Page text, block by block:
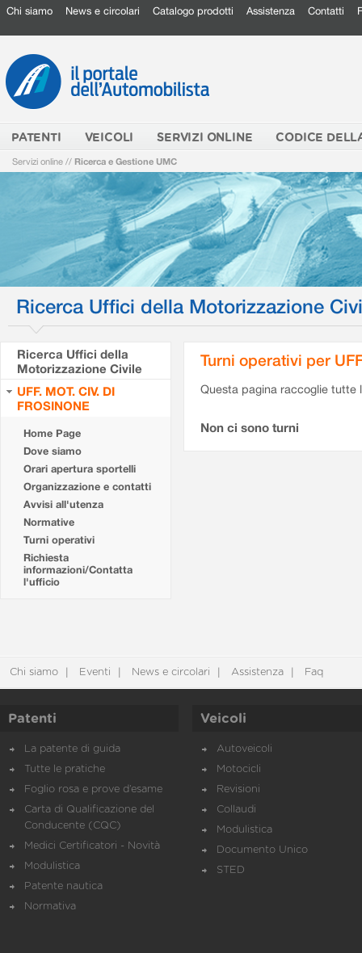
Chi siamo News e circolari Catalogo prodotti Assistenza Contatti
PATENTI VEICOLI SERVIZI ONLINE CODICE
Servizi online // Ricerca e Gestione UMC
Ricerca Uffici della Motorizzazione
Ricerca Uffici della
Motorizzazione Civile
UFF. MOT. CIV. DI
FROSINONE
Home Page
Dove siamo
Orari apertura sportelli
Organizzazione e contatti
Avvisi all'utenza
Normative
Turni operativi
Richiesta
informazioni/Contatta
l'ufficio
Turni operativi per
Questa pagina raccoglie tutte
Non ci sono turni
Chi siamo Eventi News e circolari Assistenza Faq
Patenti
La patente di guida
Tutte le pratiche
Foglio rosa e prove d’esame
Carta di Qualificazione del
Conducente (CQC)
Medici Certificatori - Novità
Modulistica
Patente nautica
Normativa
Veicoli
Autoveicoli
Motocicli
Revisioni
Collaudi
Modulistica
Documento Unico
STED